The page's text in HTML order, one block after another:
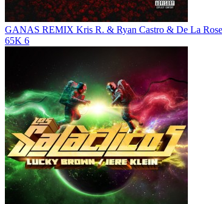
GANAS REMIX Kris R. & Ryan Castro & De La
65K 6